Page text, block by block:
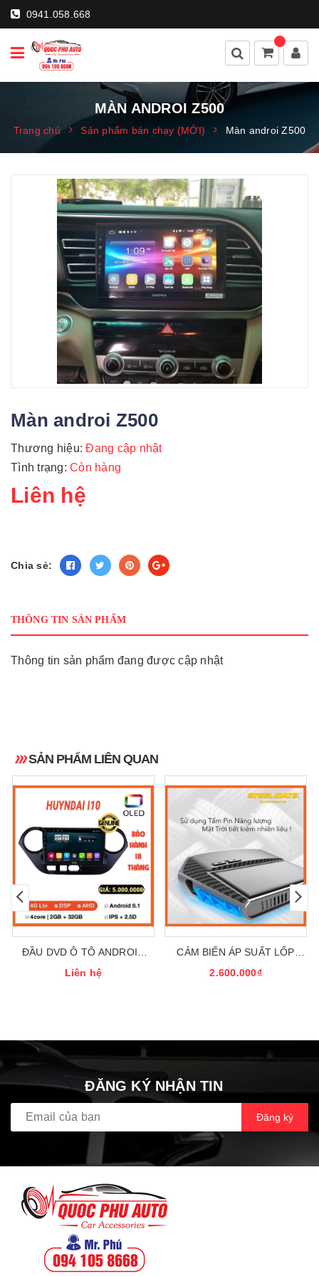
0941.058.668
MÀN ANDROI Z500
Trang chủ Sản phẩm bán chạy (MỚI) Màn androi Z500
Màn androi Z500
Thương hiệu: Đang cập nhật
Tình trạng: Còn hàng
Liên hệ
Chia sẻ:
THÔNG TIN SẢN PHẨM
Thông tin sản phẩm đang được cập nhật
SẢN PHẨM LIÊN QUAN
ĐẦU DVD Ô TÔ ANDROID
CHO XE HUYNDAI I10
Liên hệ
CẢM BIẾN ÁP SUẤT LỐP
TPMS STEELMATE MÃ MT-11
2.600.000₫
ĐĂNG KÝ NHẬN TIN
Đăng ký